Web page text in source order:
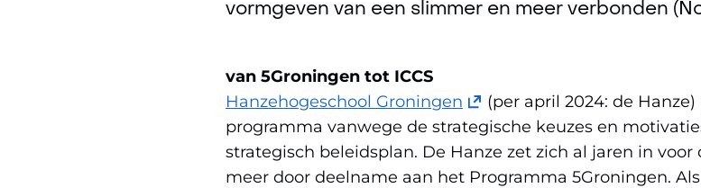
een
(verwijst
een
andere
website)
vormgeven van een slimmer en meer verbonden
van 5Groningen tot ICCS
Hanzehogeschool Groningen(opent
in
nieuw
venster)
(per april 2024: de
programma vanwege de strategische keuzes en
strategisch beleidsplan. De Hanze zet zich al jaren in
meer door deelname aan het Programma 5Groningen.